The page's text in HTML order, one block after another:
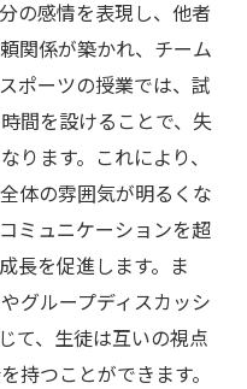
の感情を表現し、他者
関係が築かれ、チーム
ポーツの授業では、試
間を設けることで、失
ります。これにより、
体の雰囲気が明るくな
ミュニケーションを超
長を促進します。ま
グループディスカッシ
て、生徒は互いの視点
持つことができます。